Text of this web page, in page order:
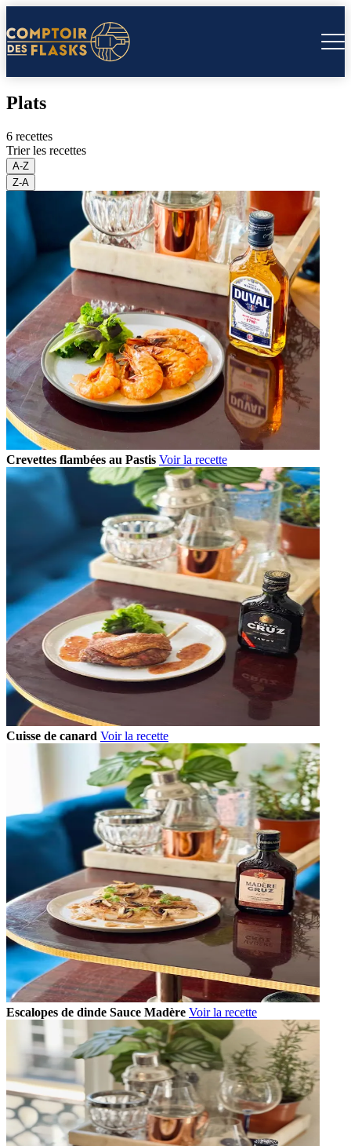
Plats
6 recettes
Trier les recettes
A-Z
Z-A
Crevettes flambées au Pastis Voir la recette
Cuisse de canard Voir la recette
Escalopes de dinde Sauce Madère Voir la recette